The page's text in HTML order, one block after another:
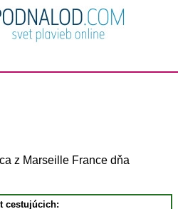
z Marseille France dňa
cestujúcich: